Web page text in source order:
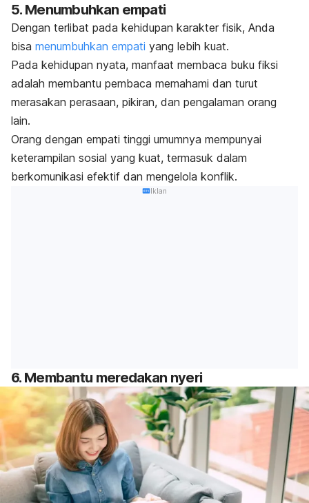
5. Menumbuhkan empati
Dengan terlibat pada kehidupan karakter fisik, Anda
bisa menumbuhkan empati yang lebih kuat.
Pada kehidupan nyata, manfaat membaca buku fiksi
adalah membantu pembaca memahami dan turut
merasakan perasaan, pikiran, dan pengalaman orang
lain.
Orang dengan empati tinggi umumnya mempunyai
keterampilan sosial yang kuat, termasuk dalam
berkomunikasi efektif dan mengelola konflik.
Iklan
6. Membantu meredakan nyeri